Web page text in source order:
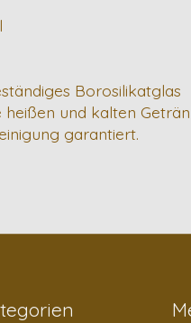
Borosilikatglas
und kalten
garantiert.